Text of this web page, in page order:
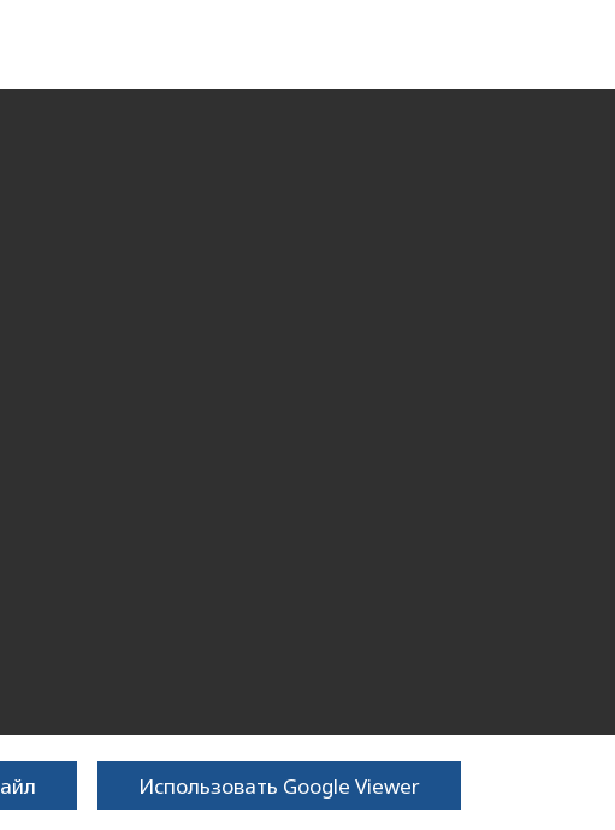
Использовать Google Viewer